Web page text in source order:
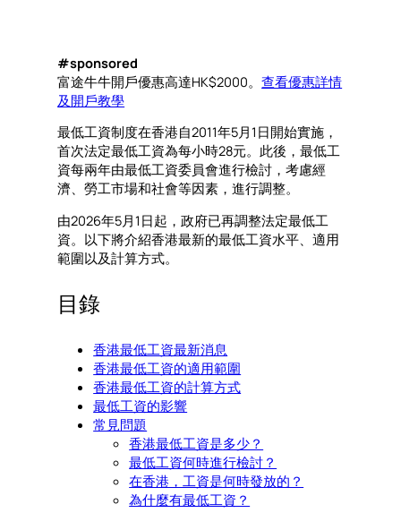
#sponsored
富途牛牛開戶優惠高達HK$2000。查看優惠詳情
及開戶教學
最低工資制度在香港自2011年5月1日開始實施，
首次法定最低工資為每小時28元。此後，最低工
資每兩年由最低工資委員會進行檢討，考慮經
濟、勞工市場和社會等因素，進行調整。
由2026年5月1日起，政府已再調整法定最低工
資。以下將介紹香港最新的最低工資水平、適用
範圍以及計算方式。
目錄
香港最低工資最新消息
香港最低工資的適用範圍
香港最低工資的計算方式
最低工資的影響
常見問題
香港最低工資是多少？
最低工資何時進行檢討？
在香港，工資是何時發放的？
為什麼有最低工資？